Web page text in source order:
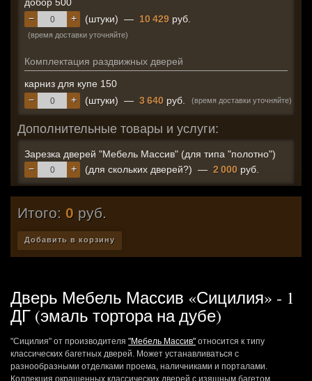
+
− (штуки) — 10 429 руб.
(время доставки уточняйте)
Комплектация раздвижных дверей
карниз для купе 150
+
− (штуки) — 3 640 руб. (время доставки уточняйте)
Дополнительные товары и услуги:
Зарезка дверей "Мебель Массив" (для типа "полотно")
+
− (для скольких дверей?) — 2 000 руб.
Итого: 0 руб.
Добавить в корзину
Дверь Мебель Массив «Сицилия» - 1
ДГ (эмаль тортора на дубе)
"Сицилия" от производителя "Мебель Массив" относится к типу
классических багетных дверей. Может устанавливаться с
разнообразными отделками проема, наличниками и порталами.
Коллекция окрашенных классических дверей с изящным багетом.